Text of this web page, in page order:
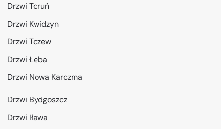
Drzwi Toruń
Drzwi Kwidzyn
Drzwi Tczew
Drzwi Łeba
Drzwi Nowa Karczma
Drzwi Bydgoszcz
Drzwi Iława